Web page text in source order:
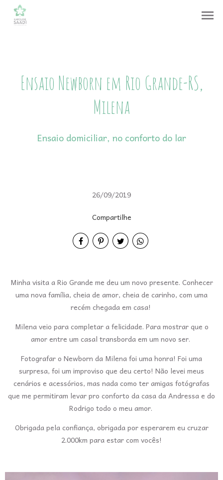
menu
Ensaio Newborn em Rio Grande-RS,
Milena
Ensaio domiciliar, no conforto do lar
26/09/2019
Compartilhe
Minha visita a Rio Grande me deu um novo presente. Conhecer
uma nova família, cheia de amor, cheia de carinho, com uma
recém chegada em casa!
Milena veio para completar a felicidade. Para mostrar que o
amor entre um casal transborda em um novo ser.
Fotografar o Newborn da Milena foi uma honra! Foi uma
surpresa, foi um improviso que deu certo! Não levei meus
cenários e acessórios, mas nada como ter amigas fotógrafas
que me permitiram levar pro conforto da casa da Andressa e do
Rodrigo todo o meu amor.
Obrigada pela confiança, obrigada por esperarem eu cruzar
2.000km para estar com vocês!